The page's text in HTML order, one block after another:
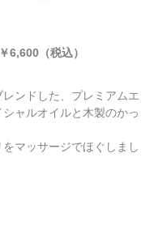
￥6,600（税込）
ンドした、プレミアムエ
ャルオイルと木製のかっ
マッサージでほぐしまし